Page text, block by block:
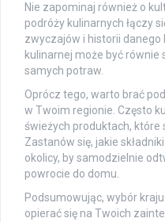
Nie zapominaj również o
podróży kulinarnych łączy
zwyczajów i historii danego
kulinarnej może być
samych potraw.
Oprócz tego, warto brać
w Twoim regionie. Często
świeżych produktach, które
Zastanów się, jakie
okolicy, by samodzielnie
powrocie do domu.
Podsumowując, wybór
opierać się na Twoich